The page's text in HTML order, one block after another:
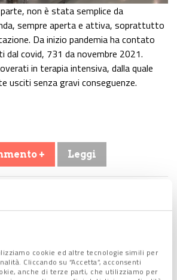
cookie ed altre tecnologie simili per
Cliccando su “Accetta”, acconsenti
anche di terze parti, che utilizziamo per
parte, non è stata semplice da
sempre aperta e attiva, soprattutto
Da inizio pandemia ha contato
dal covid, 731 da novembre 2021.
in terapia intensiva, dalla quale
usciti senza gravi conseguenze.
+ Leggi
l'articolo: